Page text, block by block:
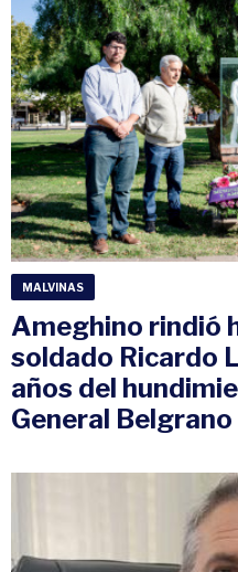
MALVINAS
Ameghino rindió
soldado Ricardo
años del
General Belgrano